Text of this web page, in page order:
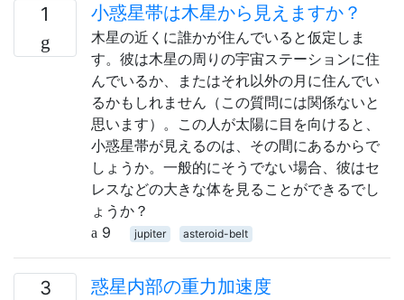
1 小惑星帯は木星から見えますか？
木星の近くに誰かが住んでいると仮定しま
す。彼は木星の周りの宇宙ステーションに住
んでいるか、またはそれ以外の月に住んでい
るかもしれません（この質問には関係ないと
思います）。この人が太陽に目を向けると、
小惑星帯が見えるのは、その間にあるからで
しょうか。一般的にそうでない場合、彼はセ
レスなどの大きな体を見ることができるでし
ょうか？
9
jupiter asteroid-belt
3 惑星内部の重力加速度